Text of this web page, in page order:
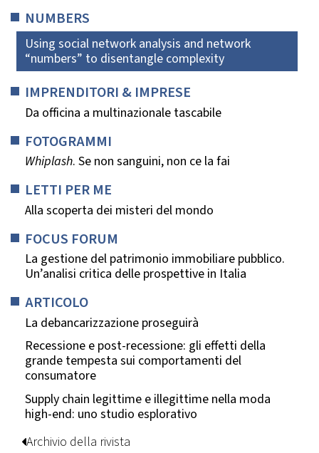
NUMBERS
Using social network analysis and network
“numbers” to disentangle complexity
IMPRENDITORI & IMPRESE
Da officina a multinazionale tascabile
FOTOGRAMMI
Whiplash. Se non sanguini, non ce la fai
LETTI PER ME
Alla scoperta dei misteri del mondo
FOCUS FORUM
La gestione del patrimonio immobiliare pubblico.
Un’analisi critica delle prospettive in Italia
ARTICOLO
La debancarizzazione proseguirà
Recessione e post-recessione: gli effetti della
grande tempesta sui comportamenti del
consumatore
Supply chain legittime e illegittime nella moda
high-end: uno studio esplorativo
Archivio della rivista